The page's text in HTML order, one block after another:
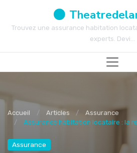
Trouvez une assurance habitation
experts. Devi...
Accueil Articles
Assurance
Assurance habitation locataire : la
Assurance